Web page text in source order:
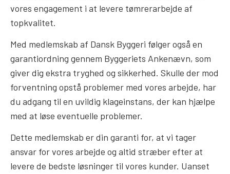
vores engagement i at levere tømrerarbejde af
topkvalitet.
Med medlemskab af Dansk Byggeri følger også en
garantiordning gennem Byggeriets Ankenævn, som
giver dig ekstra tryghed og sikkerhed. Skulle der mod
forventning opstå problemer med vores arbejde, har
du adgang til en uvildig klageinstans, der kan hjælpe
med at løse eventuelle problemer.
Dette medlemskab er din garanti for, at vi tager
ansvar for vores arbejde og altid stræber efter at
levere de bedste løsninger til vores kunder. Uanset